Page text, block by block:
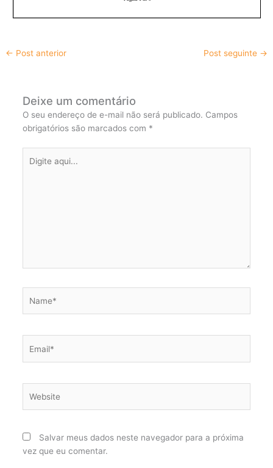
← Post anterior Post seguinte →
Deixe um comentário
O seu endereço de e-mail não será publicado. Campos
obrigatórios são marcados com *
aqui...
Salvar meus dados neste navegador para a próxima
vez que eu comentar.